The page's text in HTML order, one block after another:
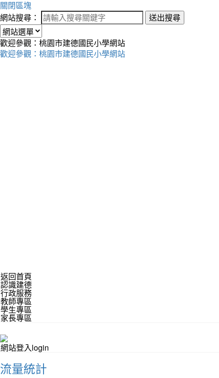
關閉區塊
網站搜尋：
送出搜尋
歡迎參觀：桃園市建德國民小學網站
歡迎參觀：桃園市建德國民小學網站
返回首頁
認識建德
行政服務
教師專區
學生專區
家長專區
網站登入login
流量統計